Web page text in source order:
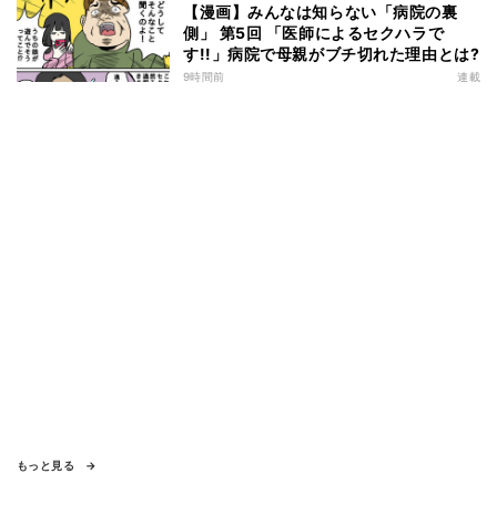
【漫画】みんなは知らない「病院の裏
側」 第5回 「医師によるセクハラで
す!!」病院で母親がブチ切れた理由とは?
9時間前 連載
もっと見る